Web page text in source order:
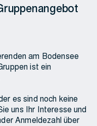
am Bodensee
ist ein
es sind noch keine
uns Ihr Interesse und
Anmeldezahl über